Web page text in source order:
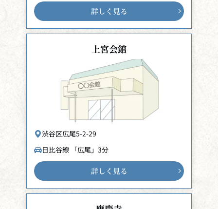
詳しく見る
上宮会館
渋谷区広尾5-2-29
日比谷線 「広尾」3分
詳しく見る